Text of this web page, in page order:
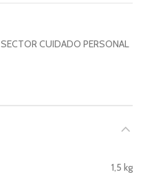
SECTOR CUIDADO PERSONAL
1,5 kg